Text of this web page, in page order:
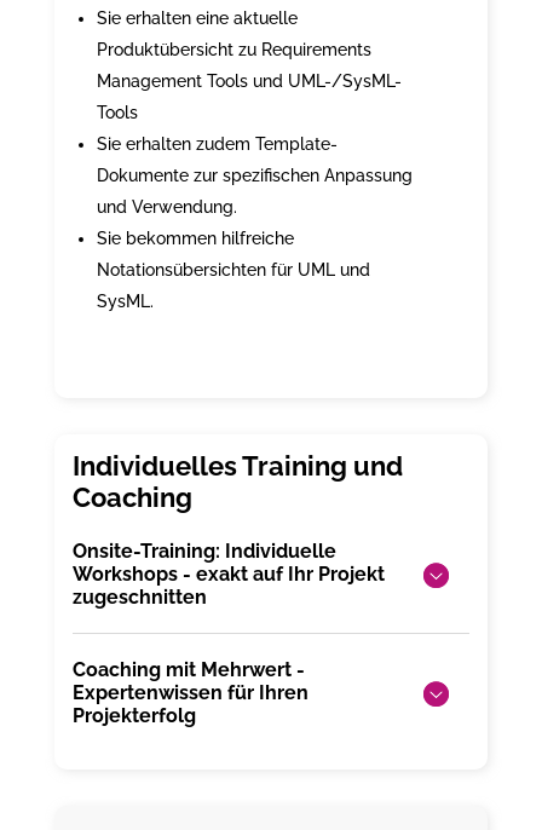
Sie erhalten eine aktuelle
Produktübersicht zu Requirements
Management Tools und UML-/SysML-
Tools
Sie erhalten zudem Template-
Dokumente zur spezifischen Anpassung
und Verwendung.
Sie bekommen hilfreiche
Notationsübersichten für UML und
SysML.
Onsite-Training: Individuelle
Workshops - exakt auf Ihr Projekt
zugeschnitten
Coaching mit Mehrwert -
Expertenwissen für Ihren
Projekterfolg